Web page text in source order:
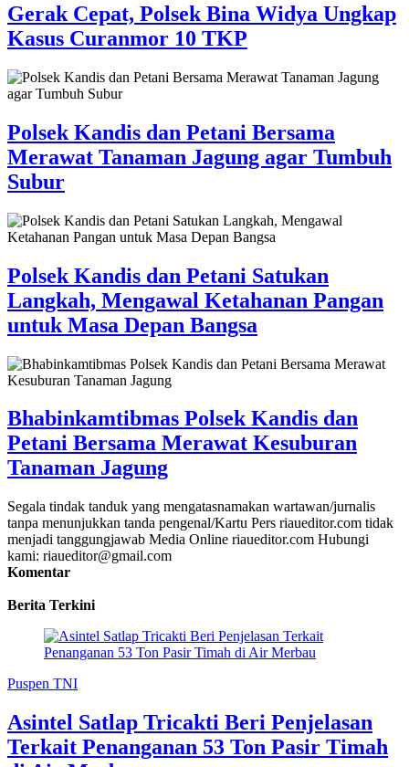
Gerak Cepat, Polsek Bina Widya Ungkap
Kasus Curanmor 10 TKP
Polsek Kandis dan Petani Bersama
Merawat Tanaman Jagung agar Tumbuh
Subur
Polsek Kandis dan Petani Satukan
Langkah, Mengawal Ketahanan Pangan
untuk Masa Depan Bangsa
Bhabinkamtibmas Polsek Kandis dan
Petani Bersama Merawat Kesuburan
Tanaman Jagung
Segala tindak tanduk yang mengatasnamakan wartawan/jurnalis
tanpa menunjukkan tanda pengenal/Kartu Pers riaueditor.com tidak
menjadi tanggungjawab Media Online riaueditor.com Hubungi
kami: riaueditor@gmail.com
Komentar
Berita Terkini
Puspen TNI
Asintel Satlap Tricakti Beri Penjelasan
Terkait Penanganan 53 Ton Pasir Timah